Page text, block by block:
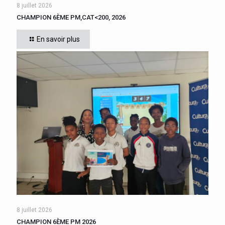
Cette année, tous les élèves de 6ème du collège se sont
affrontés. CADIGNAN Manuel, après une bataille bien
disputée, s’est imposé, le jeudi 4 juin 2026
8 juillet 2026
CHAMPION 6ÈME PM,CAT<200, 2026
En savoir plus
8 juillet 2026
CHAMPION 6ÈME PM 2026